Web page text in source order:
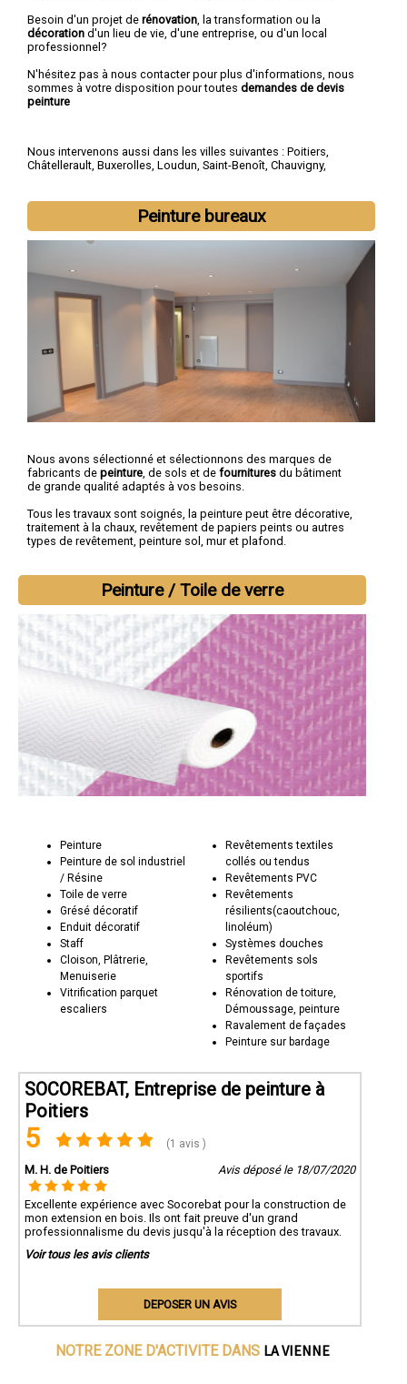
Besoin d'un projet de rénovation , la transformation ou la
décoration d'un lieu de vie, d'une entreprise, ou d'un local
professionnel?
N'hésitez pas à nous contacter pour plus d'informations, nous
sommes à votre disposition pour toutes demandes de devis
peinture
Nous intervenons aussi dans les villes suivantes : Poitiers,
Châtellerault, Buxerolles, Loudun, Saint-Benoît, Chauvigny,
Peinture bureaux
Nous avons sélectionné et sélectionnons des marques de
fabricants de peinture , de sols et de fournitures du bâtiment
de grande qualité adaptés à vos besoins.
Tous les travaux sont soignés, la peinture peut être décorative,
traitement à la chaux, revêtement de papiers peints ou autres
types de revêtement, peinture sol, mur et plafond.
Peinture / Toile de verre
Peinture
Peinture de sol industriel
/ Résine
Toile de verre
Grésé décoratif
Enduit décoratif
Staff
Cloison, Plâtrerie,
Menuiserie
Vitrification parquet
escaliers
Revêtements textiles
collés ou tendus
Revêtements PVC
Revêtements
résilients(caoutchouc,
linoléum)
Systèmes douches
Revêtements sols
sportifs
Rénovation de toiture,
Démoussage, peinture
Ravalement de façades
Peinture sur bardage
SOCOREBAT, Entreprise de peinture à
Poitiers
5 (1 avis )
M. H. de Poitiers Avis déposé le 18/07/2020
Excellente expérience avec Socorebat pour la construction de
mon extension en bois. Ils ont fait preuve d'un grand
professionnalisme du devis jusqu'à la réception des travaux.
Voir tous les avis clients
DEPOSER UN AVIS
NOTRE ZONE D'ACTIVITE DANS LA VIENNE